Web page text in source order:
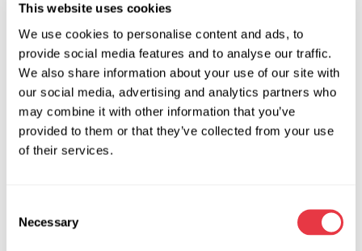
This website uses cookies
We use cookies to personalise content and ads, to
provide social media features and to analyse our traffic.
We also share information about your use of our site with
our social media, advertising and analytics partners who
may combine it with other information that you’ve
provided to them or that they’ve collected from your use
of their services.
Selection
Necessary
Producent:MSG Equipment
Zapytaj o cenę
53601TF0G03, 53601TF0G04, 53601TF0G05,